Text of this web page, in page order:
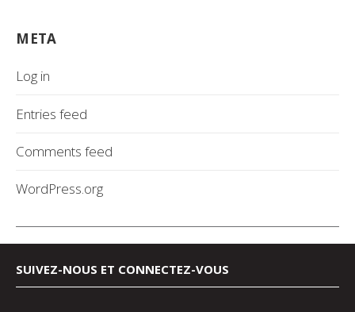
META
Log in
Entries feed
Comments feed
WordPress.org
SUIVEZ-NOUS ET CONNECTEZ-VOUS